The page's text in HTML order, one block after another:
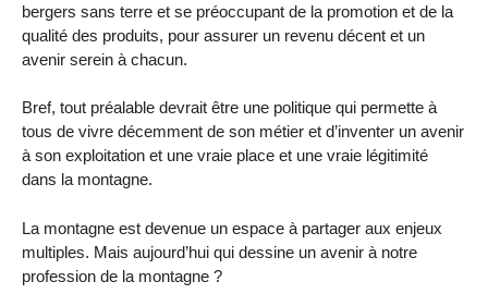
bergers sans terre et se préoccupant de la promotion et de la
qualité des produits, pour assurer un revenu décent et un
avenir serein à chacun.
Bref, tout préalable devrait être une politique qui permette à
tous de vivre décemment de son métier et d’inventer un avenir
à son exploitation et une vraie place et une vraie légitimité
dans la montagne.
La montagne est devenue un espace à partager aux enjeux
multiples. Mais aujourd’hui qui dessine un avenir à notre
profession de la montagne ?